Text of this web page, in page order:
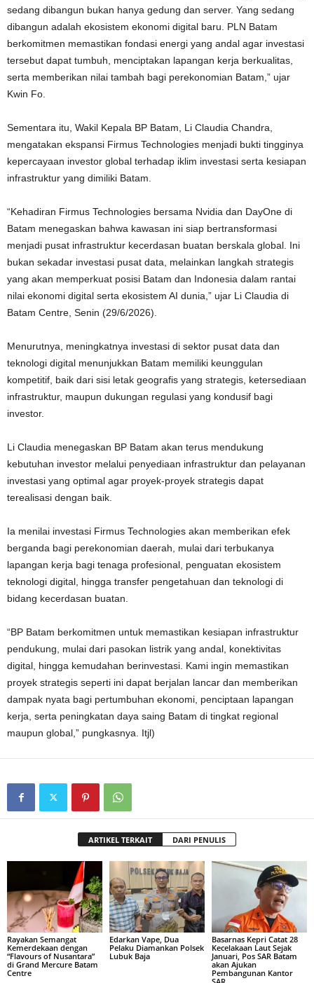
sedang dibangun bukan hanya gedung dan server. Yang sedang
dibangun adalah ekosistem ekonomi digital baru. PLN Batam
berkomitmen memastikan fondasi energi yang andal agar investasi
tersebut dapat tumbuh, menciptakan lapangan kerja berkualitas,
serta memberikan nilai tambah bagi perekonomian Batam,” ujar
Kwin Fo.
Sementara itu, Wakil Kepala BP Batam, Li Claudia Chandra,
mengatakan ekspansi Firmus Technologies menjadi bukti tingginya
kepercayaan investor global terhadap iklim investasi serta kesiapan
infrastruktur yang dimiliki Batam.
“Kehadiran Firmus Technologies bersama Nvidia dan DayOne di
Batam menegaskan bahwa kawasan ini siap bertransformasi
menjadi pusat infrastruktur kecerdasan buatan berskala global. Ini
bukan sekadar investasi pusat data, melainkan langkah strategis
yang akan memperkuat posisi Batam dan Indonesia dalam rantai
nilai ekonomi digital serta ekosistem AI dunia,” ujar Li Claudia di
Batam Centre, Senin (29/6/2026).
Menurutnya, meningkatnya investasi di sektor pusat data dan
teknologi digital menunjukkan Batam memiliki keunggulan
kompetitif, baik dari sisi letak geografis yang strategis, ketersediaan
infrastruktur, maupun dukungan regulasi yang kondusif bagi
investor.
Li Claudia menegaskan BP Batam akan terus mendukung
kebutuhan investor melalui penyediaan infrastruktur dan pelayanan
investasi yang optimal agar proyek-proyek strategis dapat
terealisasi dengan baik.
Ia menilai investasi Firmus Technologies akan memberikan efek
berganda bagi perekonomian daerah, mulai dari terbukanya
lapangan kerja bagi tenaga profesional, penguatan ekosistem
teknologi digital, hingga transfer pengetahuan dan teknologi di
bidang kecerdasan buatan.
“BP Batam berkomitmen untuk memastikan kesiapan infrastruktur
pendukung, mulai dari pasokan listrik yang andal, konektivitas
digital, hingga kemudahan berinvestasi. Kami ingin memastikan
proyek strategis seperti ini dapat berjalan lancar dan memberikan
dampak nyata bagi pertumbuhan ekonomi, penciptaan lapangan
kerja, serta peningkatan daya saing Batam di tingkat regional
maupun global,” pungkasnya. Itjl)
ARTIKEL TERKAIT DARI PENULIS
Rayakan Semangat
Kemerdekaan dengan
“Flavours of Nusantara”
di Grand Mercure Batam
Centre
Edarkan Vape, Dua
Pelaku Diamankan Polsek
Lubuk Baja
Basarnas Kepri Catat 28
Kecelakaan Laut Sejak
Januari, Pos SAR Batam
akan Ajukan
Pembangunan Kantor